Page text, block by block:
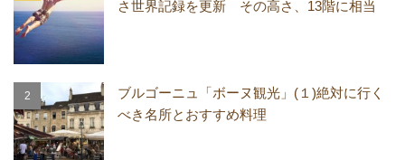
さ世界記録を更新 その高さ、13階に相当
ブルゴーニュ「ボーヌ観光」(１)絶対に行く
べき名所とおすすめ料理